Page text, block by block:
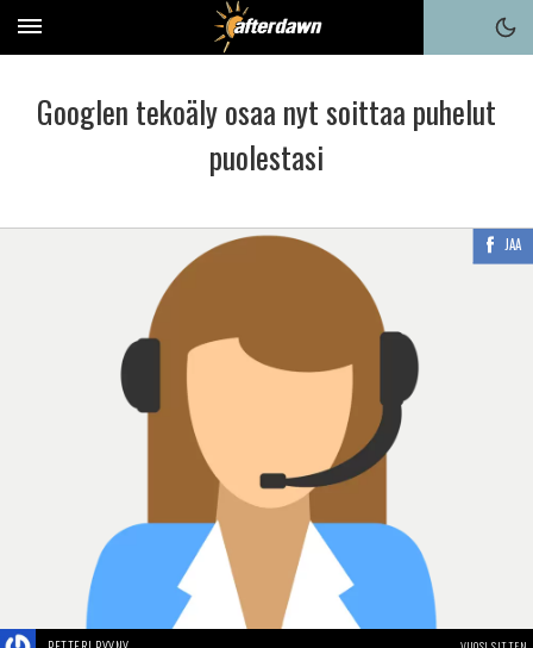
Googlen tekoäly osaa nyt soittaa puhelut
puolestasi
JAA